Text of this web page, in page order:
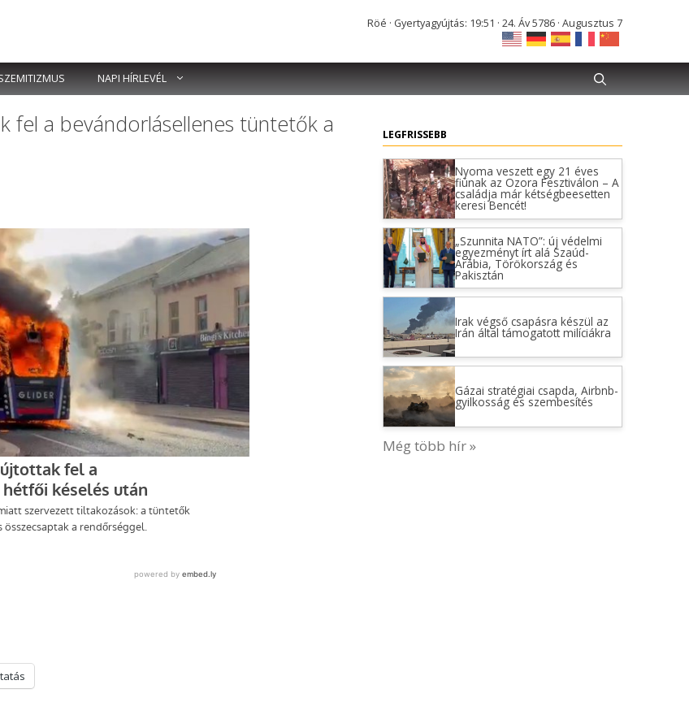
Röé · Gyertyagyújtás: 19:51 · 24. Áv 5786 · Augusztus 7
NAPI HÍRLEVÉL
fel a bevándorlásellenes tüntetők a
LEGFRISSEBB
Nyoma veszett egy 21 éves
fiúnak az Ozora Fesztiválon – A
családja már kétségbeesetten
keresi Bencét!
„Szunnita NATO”: új védelmi
egyezményt írt alá Szaúd-
Arábia, Törökország és
Pakisztán
Irak végső csapásra készül az
Irán által támogatott milíciákra
Gázai stratégiai csapda, Airbnb-
gyilkosság és szembesítés
Még több hír »